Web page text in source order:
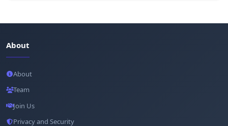
About
About
Team
Join Us
Privacy and Security